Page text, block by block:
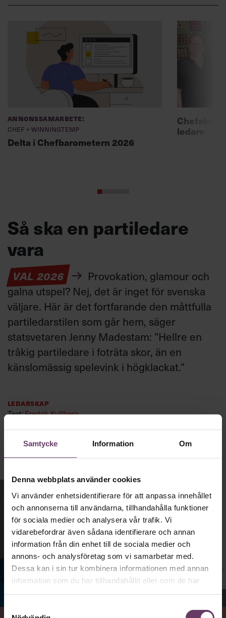
Samtycke Information Om
Denna webbplats använder cookies
Vi använder enhetsidentifierare för att anpassa innehållet
och annonserna till användarna, tillhandahålla funktioner
för sociala medier och analysera vår trafik. Vi
vidarebefordrar även sådana identifierare och annan
information från din enhet till de sociala medier och
annons- och analysföretag som vi samarbetar med.
Dessa kan i sin tur kombinera informationen med annan
information som du har tillhandahållit eller som de har
Samtyckesval
Annonssamarbete:
Chef + Winningtemp
Delta i Chefbarometern 2026
ledare
Så ska en partiledare
vara
VAL 2026
Provokation, glamour och
galna utspel? Nej, det är inget för svenska
väljare. Här är det fortfarande den måttfulla
partiledarstilen som går hem, säger
statsvetaren Jenny Madestam: ”Hellre en
tråkig partiledare i foträta skor, än en
känslomässig spelevink i högklackat.”
Ledarskap
Text:Fredrik Kullberg
Jenny Madestam, docent i statsvetenskap.